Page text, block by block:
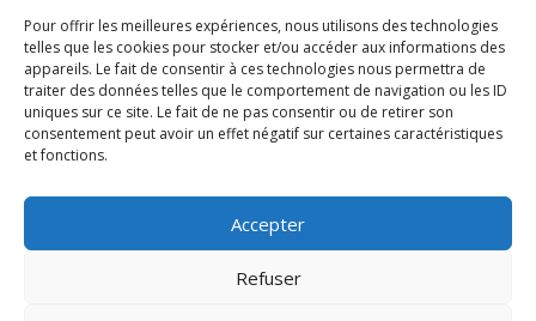
Pour offrir les meilleures expériences, nous utilisons des technologies
telles que les cookies pour stocker et/ou accéder aux informations des
appareils. Le fait de consentir à ces technologies nous permettra de
traiter des données telles que le comportement de navigation ou les ID
uniques sur ce site. Le fait de ne pas consentir ou de retirer son
consentement peut avoir un effet négatif sur certaines caractéristiques
et fonctions.
Accepter
Refuser
Rocknfool, n'hésite
pas à nous envoyer
tes chroniques de
concerts, de films,
séries ou des billets
d'humeur :
net